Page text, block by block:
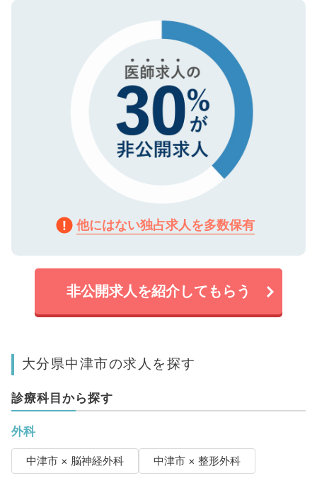
で、機密保持に関してもご安心ください。
他にはない独占求人を多数保有
非公開求人を紹介してもらう
大分県中津市の求人を探す
診療科目から探す
外科
中津市 × 脳神経外科 中津市 × 整形外科